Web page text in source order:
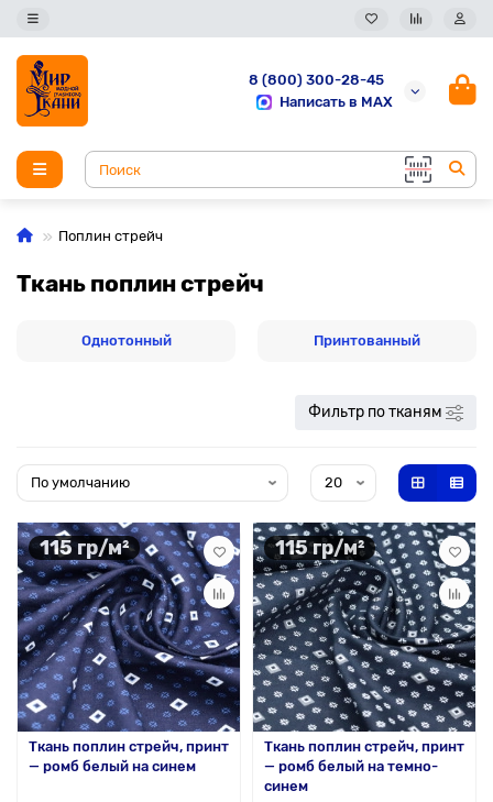
8 (800) 300-28-45
Написать в MAX
Поплин стрейч
Ткань поплин стрейч
Однотонный Принтованный
Фильтр по тканям
115 гр/м²
Ткань поплин стрейч, принт
— ромб белый на синем
115 гр/м²
Ткань поплин стрейч, принт
— ромб белый на темно-
синем